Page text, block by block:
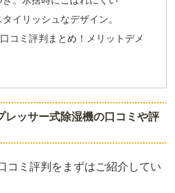
イリッシュなデザイン。
コミ評判まとめ！メリットデメ
レッサー式除湿機の口コミや評
コミ評判をまずはご紹介してい